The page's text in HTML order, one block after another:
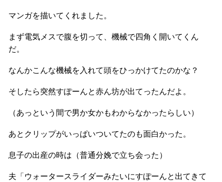
マンガを描いてくれました。
まず電気メスで腹を切って、機械で四角く開いてくん
だ。
なんかこんな機械を入れて頭をひっかけてたのかな？
そしたら突然すぽーんと赤ん坊が出てったんだよ。
（あっという間で男か女かもわからなかったらしい）
あとクリップがいっぱいついてたのも面白かった。
息子の出産の時は（普通分娩で立ち会った）
夫「ウォータースライダーみたいにすぽーんと出てきて